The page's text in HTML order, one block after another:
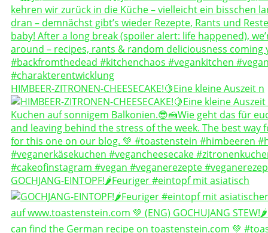
HIMBEER-ZITRONEN-CHEESECAKE!🍋Eine kleine Auszeit n
GOCHJANG-EINTOPF!🌶️Feuriger #eintopf mit asiatisch